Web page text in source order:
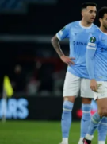
DALŠÍ SPORTY
Americký
Baseball a
Basketbal
Soutěže
Historické